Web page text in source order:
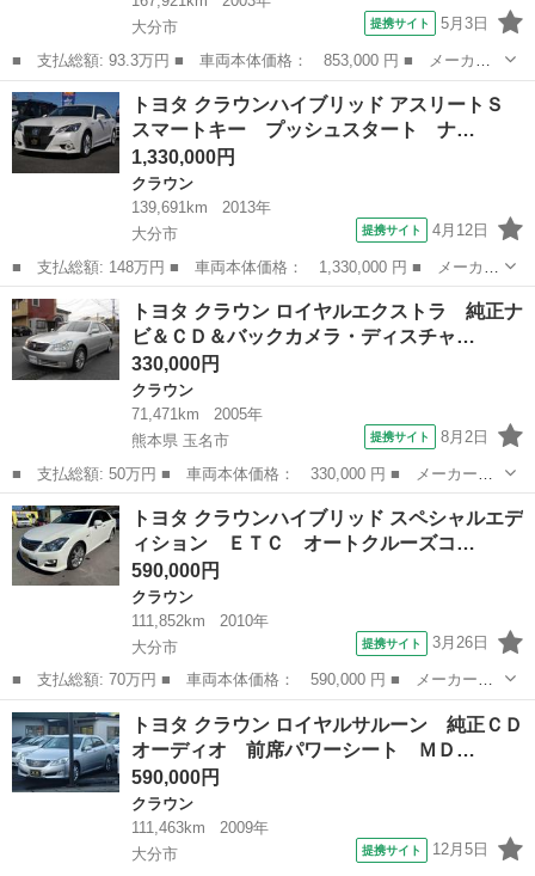
大分市
提携サイト 5月3日
■ 支払総額: 93.3万円 ■ 車両本体価格： 853,000 円 ■ メーカー
名： トヨタ ■ 車種名： クラウンエステート ■ グレード名：
アスリートプレミアム サンルーフ ナビ ＥＴＣ フルセグチュー
ナー 純正１...
大分 大分市 クラウン
トヨタ クラウンハイブリッド アスリートＳ
スマートキー プッシュスタート ナ…
1,330,000円
クラウン
139,691km
2013年
大分市
提携サイト 4月12日
■ 支払総額: 148万円 ■ 車両本体価格： 1,330,000 円 ■ メーカー
名： トヨタ ■ 車種名： クラウンハイブリッド ■ グレード
名： アスリートＳ スマートキー プッシュスタート ナビ フル
セグ バックモ...
大分 大分市 クラウン
トヨタ クラウン ロイヤルエクストラ 純正ナ
ビ＆ＣＤ＆バックカメラ・ディスチャ…
330,000円
クラウン
71,471km
2005年
熊本県 玉名市
提携サイト 8月2日
■ 支払総額: 50万円 ■ 車両本体価格： 330,000 円 ■ メーカー
名： トヨタ ■ 車種名： クラウン ■ グレード名： ロイヤルエ
クストラ 純正ナビ＆ＣＤ＆バックカメラ・ディスチャージヘッドラ
イト・キーレス・...
熊本 玉名市 クラウン
トヨタ クラウンハイブリッド スペシャルエデ
ィション ＥＴＣ オートクルーズコ…
590,000円
クラウン
111,852km
2010年
大分市
提携サイト 3月26日
■ 支払総額: 70万円 ■ 車両本体価格： 590,000 円 ■ メーカー
名： トヨタ ■ 車種名： クラウンハイブリッド ■ グレード
名： スペシャルエディション ＥＴＣ オートクルーズコントロー
ル バックカメラ ナ...
大分 大分市 クラウン
トヨタ クラウン ロイヤルサルーン 純正ＣＤ
オーディオ 前席パワーシート ＭＤ…
590,000円
クラウン
111,463km
2009年
大分市
提携サイト 12月5日